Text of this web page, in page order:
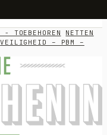
TOEBEHOREN
NETTEN
VEILIGHEID – PBM –